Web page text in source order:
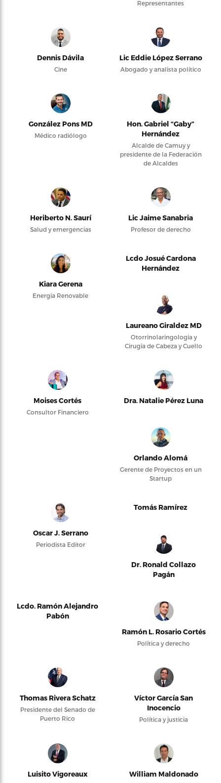
Representantes
Dennis Dávila
Cine
Lic Eddie López Serrano
Abogado y analista político
González Pons MD
Médico radiólogo
Hon. Gabriel “Gaby”
Hernández
Alcalde de Camuy y
presidente de la Federación
de Alcaldes
Heriberto N. Saurí
Salud y emergencias
Lic Jaime Sanabria
Profesor de derecho
Kiara Gerena
Energía Renovable
Lcdo Josué Cardona
Hernández
Laureano Giraldez MD
Otorrinolaringología y
Cirugía de Cabeza y Cuello
Moises Cortés
Consultor Financiero
Dra. Natalie Pérez Luna
Orlando Alomá
Gerente de Proyectos en un
Startup
Oscar J. Serrano
Periodista Editor
Tomás Ramírez
Dr. Ronald Collazo
Pagán
Lcdo. Ramón Alejandro
Pabón
Ramón L. Rosario Cortés
Política y derecho
Thomas Rivera Schatz
Presidente del Senado de
Puerto Rico
Víctor García San
Inocencio
Política y justicia
Luisito Vigoreaux William Maldonado